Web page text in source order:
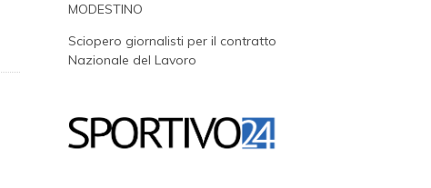
MODESTINO
Sciopero giornalisti per il contratto
Nazionale del Lavoro